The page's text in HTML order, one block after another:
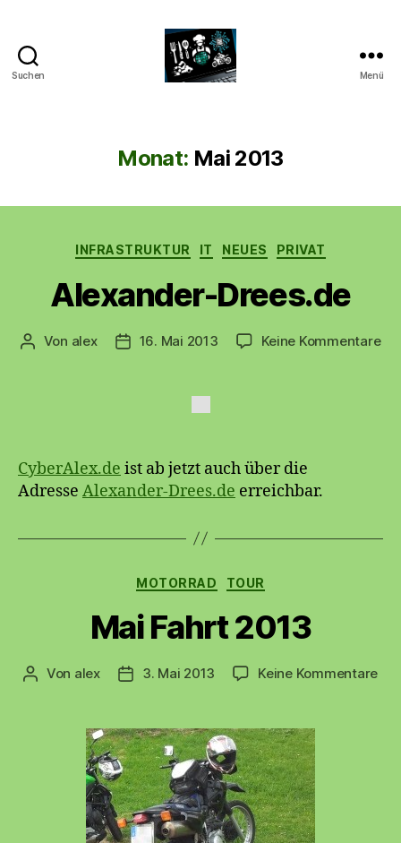
Suchen Menü
Monat: Mai 2013
Kategorien
INFRASTRUKTUR IT NEUES PRIVAT
Alexander-Drees.de
Beitragsautor
Von alex Beitragsdatum
16. Mai 2013 Keine Kommentarezu
CyberAlex.de ist ab jetzt auch über die
Adresse Alexander-Drees.de erreichbar.
Kategorien
MOTORRAD TOUR
Mai Fahrt 2013
Beitragsautor
Von alex Beitragsdatum
3. Mai 2013 Keine Kommentarezu